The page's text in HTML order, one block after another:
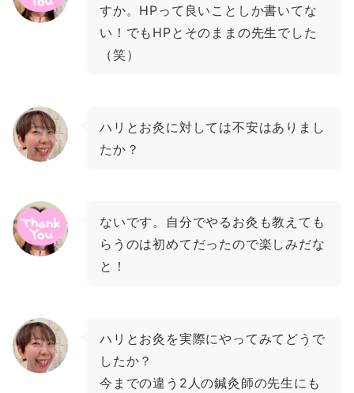
すか。HPって良いことしか書いてな
い！でもHPとそのままの先生でした
（笑）
ハリとお灸に対しては不安はありまし
たか？
ないです。自分でやるお灸も教えても
らうのは初めてだったので楽しみだな
と！
ハリとお灸を実際にやってみてどうで
したか？
今までの違う2人の鍼灸師の先生にも